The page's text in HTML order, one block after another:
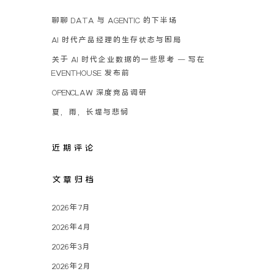
聊聊 DATA 与 AGENTIC 的下半场
AI 时代产品经理的生存状态与困局
关于 AI 时代企业数据的一些思考 – 写在
EVENTHOUSE 发布前
OPENCLAW 深度竞品调研
夏，雨，长堤与悲悯
近期评论
文章归档
2026年7月
2026年4月
2026年3月
2026年2月